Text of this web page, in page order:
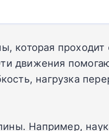
которая
движения
нагрузка
Например,